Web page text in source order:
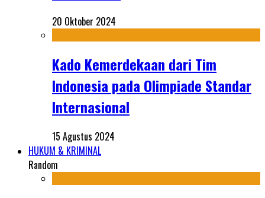
20 Oktober 2024
Kado Kemerdekaan dari Tim
Indonesia pada Olimpiade Standar
Internasional
15 Agustus 2024
HUKUM & KRIMINAL
Random